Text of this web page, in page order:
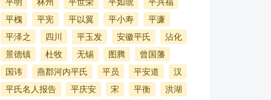
平槐
平宪 平以翼 平小寿
平濂
平泽之
四川 平玉发 安徽平氏
沾化
景德镇
杜牧 无锡 图腾
曾国藩
国讳
燕郡河内平氏 平员 平安道
汉
平氏名人报告
平庆安 宋 平衡
洪湖